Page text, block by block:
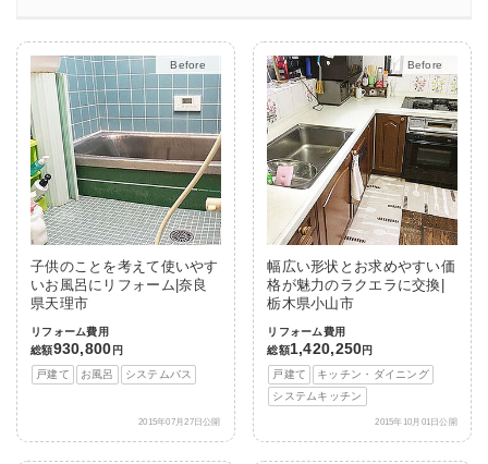
After
子供のことを考えて使いやす
いお風呂にリフォーム|奈良
県天理市
リフォーム費用
総額930,800 円
戸建て
お風呂 システムバス
2015年07月27日公開
After
幅広い形状とお求めやすい価
格が魅力のラクエラに交換|
栃木県小山市
リフォーム費用
総額1,420,250円
戸建て
キッチン・ダイニング
システムキッチン
2015年10月01日公開